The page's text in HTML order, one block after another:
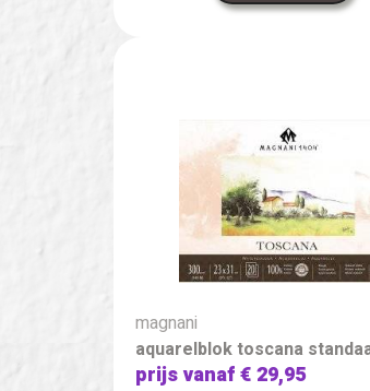
magnani
aquarelblok toscana
prijs vanaf€ 29,95